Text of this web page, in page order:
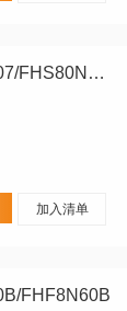
FHP80N07/FHS80N07/FHD80N07
加入清单
FHF8N60B